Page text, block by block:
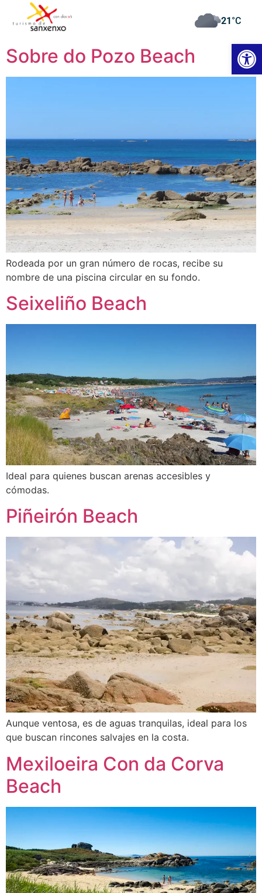
21°C
Sobre do Pozo Beach
Rodeada por un gran número de rocas, recibe su
nombre de una piscina circular en su fondo.
Seixeliño Beach
Ideal para quienes buscan arenas accesibles y
cómodas.
Piñeirón Beach
Aunque ventosa, es de aguas tranquilas, ideal para los
que buscan rincones salvajes en la costa.
Mexiloeira Con da Corva
Beach